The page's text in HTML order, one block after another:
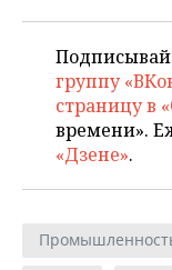
группу
страницу в
времени».
«Дзене».